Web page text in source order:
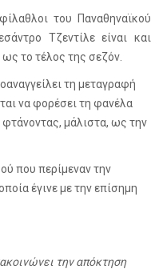
του Παναθηναϊκού
Τζεντίλε είναι και
το τέλος της σεζόν.
τη μεταγραφή
να φορέσει τη φανέλα
φτάνοντας, μάλιστα, ως την
που περίμεναν την
έγινε με την επίσημη
την απόκτηση